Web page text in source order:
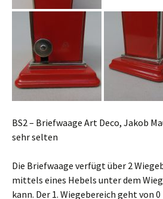
BS2 – Briefwaage Art Deco, Jakob
sehr selten
Die Briefwaage verfügt über 2
mittels eines Hebels unter dem
kann. Der 1. Wiegebereich geht von 0